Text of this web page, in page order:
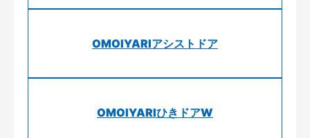
OMOIYARIアシストドア
OMOIYARIひきドアW